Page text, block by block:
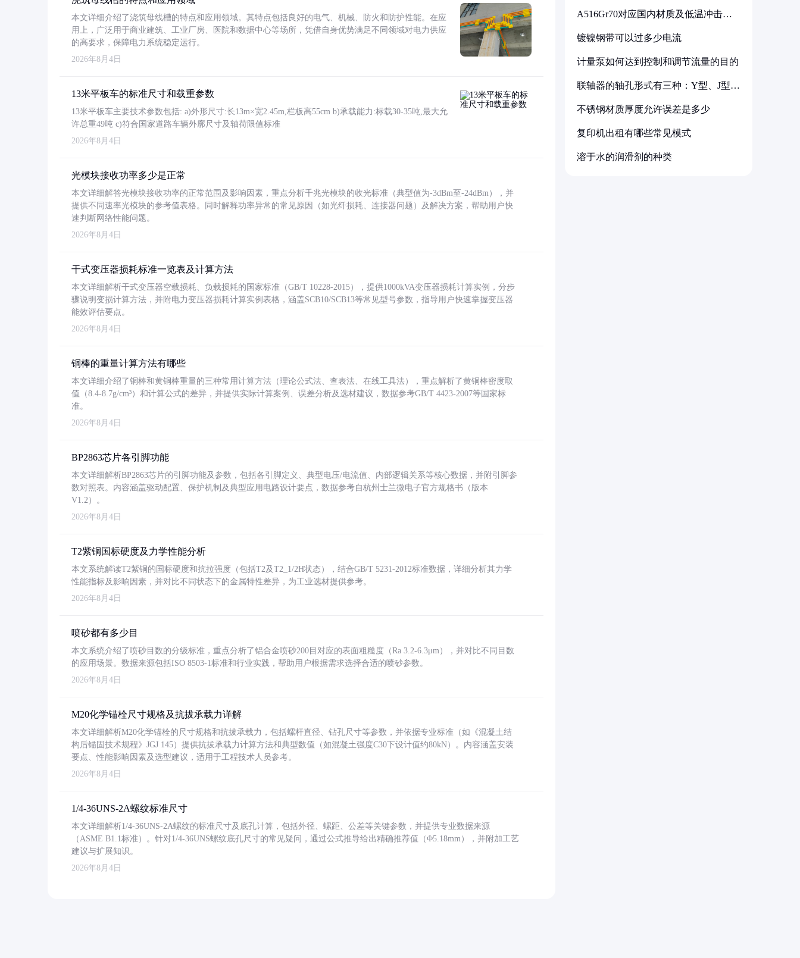
本文详细介绍了浇筑母线槽的特点和应用领域。其特点包括良好的电气、机械、防火和防护性能。在应
用上，广泛用于商业建筑、工业厂房、医院和数据中心等场所，凭借自身优势满足不同领域对电力供应
的高要求，保障电力系统稳定运行。
2026年8月4日
13米平板车的标准尺寸和载重参数
13米平板车主要技术参数包括: a)外形尺寸:长13m×宽2.45m,栏板高55cm b)承载能力:标载30-35吨,最大允
许总重49吨 c)符合国家道路车辆外廓尺寸及轴荷限值标准
2026年8月4日
光模块接收功率多少是正常
本文详细解答光模块接收功率的正常范围及影响因素，重点分析千兆光模块的收光标准（典型值为-3dBm至-24dBm），并
提供不同速率光模块的参考值表格。同时解释功率异常的常见原因（如光纤损耗、连接器问题）及解决方案，帮助用户快
速判断网络性能问题。
2026年8月4日
干式变压器损耗标准一览表及计算方法
本文详细解析干式变压器空载损耗、负载损耗的国家标准（GB/T 10228-2015），提供1000kVA变压器损耗计算实例，分步
骤说明变损计算方法，并附电力变压器损耗计算实例表格，涵盖SCB10/SCB13等常见型号参数，指导用户快速掌握变压器
能效评估要点。
2026年8月4日
铜棒的重量计算方法有哪些
本文详细介绍了铜棒和黄铜棒重量的三种常用计算方法（理论公式法、查表法、在线工具法），重点解析了黄铜棒密度取
值（8.4-8.7g/cm³）和计算公式的差异，并提供实际计算案例、误差分析及选材建议，数据参考GB/T 4423-2007等国家标
准。
2026年8月4日
BP2863芯片各引脚功能
本文详细解析BP2863芯片的引脚功能及参数，包括各引脚定义、典型电压/电流值、内部逻辑关系等核心数据，并附引脚参
数对照表。内容涵盖驱动配置、保护机制及典型应用电路设计要点，数据参考自杭州士兰微电子官方规格书（版本
V1.2）。
2026年8月4日
T2紫铜国标硬度及力学性能分析
本文系统解读T2紫铜的国标硬度和抗拉强度（包括T2及T2_1/2H状态），结合GB/T 5231-2012标准数据，详细分析其力学
性能指标及影响因素，并对比不同状态下的金属特性差异，为工业选材提供参考。
2026年8月4日
喷砂都有多少目
本文系统介绍了喷砂目数的分级标准，重点分析了铝合金喷砂200目对应的表面粗糙度（Ra 3.2-6.3μm），并对比不同目数
的应用场景。数据来源包括ISO 8503-1标准和行业实践，帮助用户根据需求选择合适的喷砂参数。
2026年8月4日
M20化学锚栓尺寸规格及抗拔承载力详解
本文详细解析M20化学锚栓的尺寸规格和抗拔承载力，包括螺杆直径、钻孔尺寸等参数，并依据专业标准（如《混凝土结
构后锚固技术规程》JGJ 145）提供抗拔承载力计算方法和典型数值（如混凝土强度C30下设计值约80kN）。内容涵盖安装
要点、性能影响因素及选型建议，适用于工程技术人员参考。
2026年8月4日
1/4-36UNS-2A螺纹标准尺寸
本文详细解析1/4-36UNS-2A螺纹的标准尺寸及底孔计算，包括外径、螺距、公差等关键参数，并提供专业数据来源
（ASME B1.1标准）。针对1/4-36UNS螺纹底孔尺寸的常见疑问，通过公式推导给出精确推荐值（Φ5.18mm），并附加工艺
建议与扩展知识。
2026年8月4日
A516Gr70对应国内材质及低温冲击要
镀镍钢带可以过多少电流
计量泵如何达到控制和调节流量的目的
联轴器的轴孔形式有三种：Y型、J型、
不锈钢材质厚度允许误差是多少
复印机出租有哪些常见模式
溶于水的润滑剂的种类